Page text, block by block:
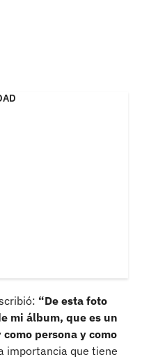
“De esta foto
mi álbum, que es un
persona y como
importancia que tiene